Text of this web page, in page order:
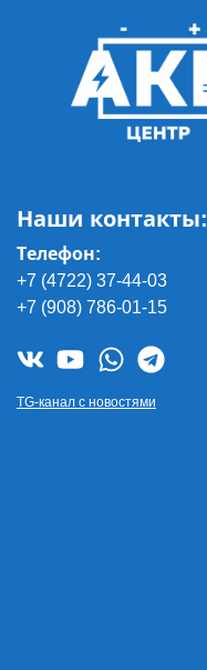
Наши контакты:
Телефон:
+7 (4722) 37-44-03
+7 (908) 786-01-15
TG-канал с новостями